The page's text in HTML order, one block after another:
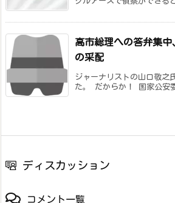
高市総理への答弁集
の采配
ジャーナリストの山口敬之
た。 だからか！ 国家公
ディスカッション
コメント一覧